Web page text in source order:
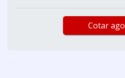
Cotar